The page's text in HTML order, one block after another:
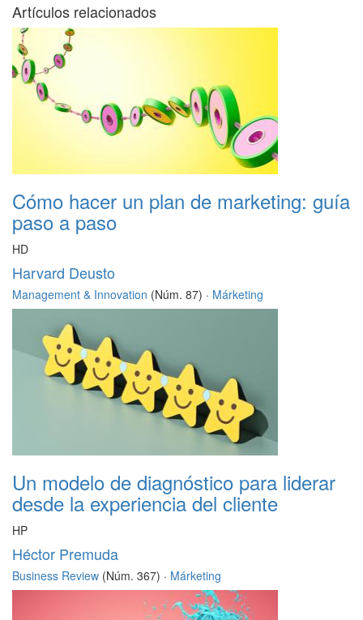
Artículos relacionados
Cómo hacer un plan de marketing: guía
paso a paso
HD
Harvard Deusto
Management & Innovation (Núm. 87) · Márketing
Un modelo de diagnóstico para liderar
desde la experiencia del cliente
HP
Héctor Premuda
Business Review (Núm. 367) · Márketing